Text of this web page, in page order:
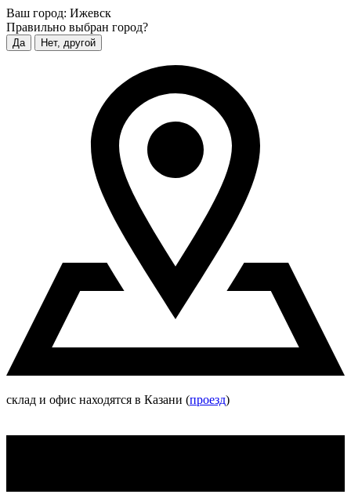
Ваш город: Ижевск
Правильно выбран город?
Да Нет, другой
склад и офис находятся в Казани (проезд)